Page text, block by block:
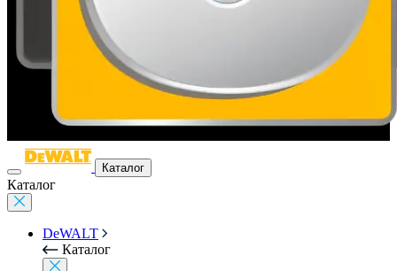
Каталог
Каталог
DeWALT
Каталог